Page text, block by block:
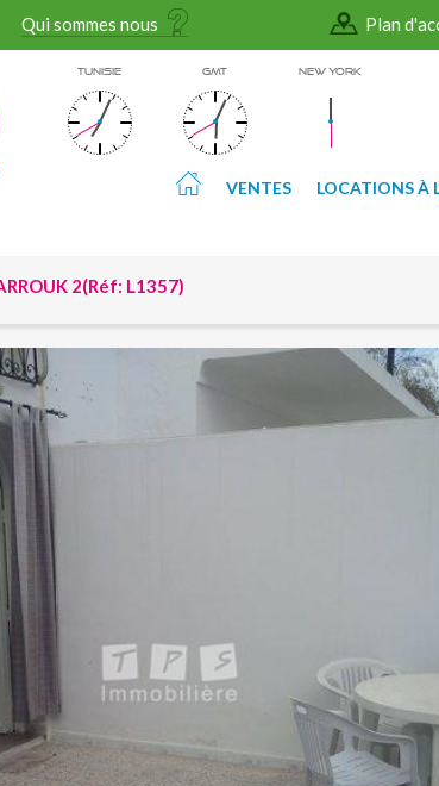
Qui sommes nous Plan
Tunisie GMT NEW YORK
VENTES LOCATIONS À
2(Réf: L1357)